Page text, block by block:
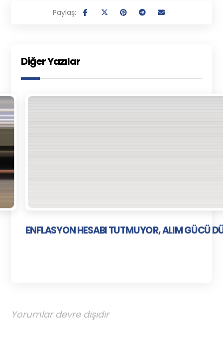
Diğer Yazılar
ENFLASYON HESABI TUTMUYOR, ALIM GÜCÜ
Yorumlar devre dışıdır